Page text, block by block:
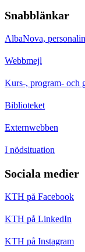
Snabblänkar
AlbaNova,
Webbmejl
Kurs-, program- och
Biblioteket
Externwebben
I nödsituation
Sociala medier
KTH på Facebook
KTH på LinkedIn
KTH på Instagram